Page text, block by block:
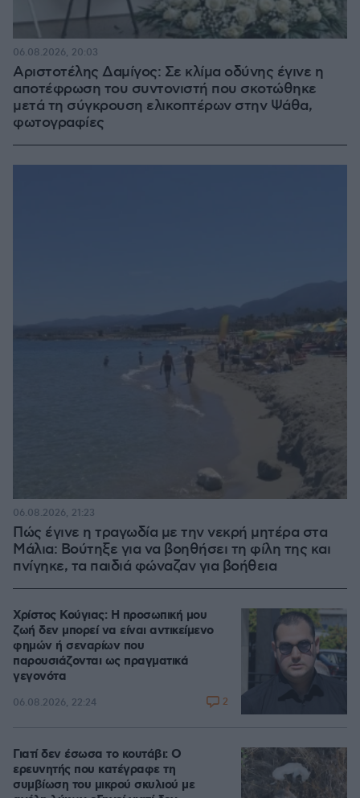
Αριστοτέλης Δαμίγος: Σε κλίμα οδύνης έγινε η
αποτέφρωση του συντονιστή που σκοτώθηκε
μετά τη σύγκρουση ελικοπτέρων στην Ψάθα,
φωτογραφίες
06.08.2026, 20:03
Πώς έγινε η τραγωδία με την νεκρή μητέρα στα
Μάλια: Βούτηξε για να βοηθήσει τη φίλη της και
πνίγηκε, τα παιδιά φώναζαν για βοήθεια
06.08.2026, 21:23
Χρίστος Κούγιας: Η προσωπική μου
ζωή δεν μπορεί να είναι αντικείμενο
φημών ή σεναρίων που
παρουσιάζονται ως πραγματικά
γεγονότα
06.08.2026, 22:24 2
Γιατί δεν έσωσα το κουτάβι: Ο
ερευνητής που κατέγραφε τη
συμβίωση του μικρού σκυλιού με